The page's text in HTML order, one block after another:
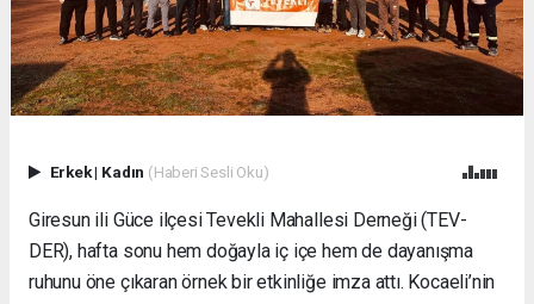
Erkek| Kadın (Haberi Sesli Oku)
Giresun ili Güce ilçesi Tevekli Mahallesi Derneği (TEV-
DER), hafta sonu hem doğayla iç içe hem de dayanışma
ruhunu öne çıkaran örnek bir etkinliğe imza attı. Kocaeli’nin